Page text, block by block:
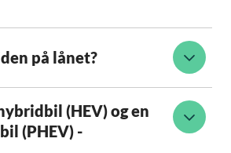
på lånet?
(HEV) og en
(PHEV) -